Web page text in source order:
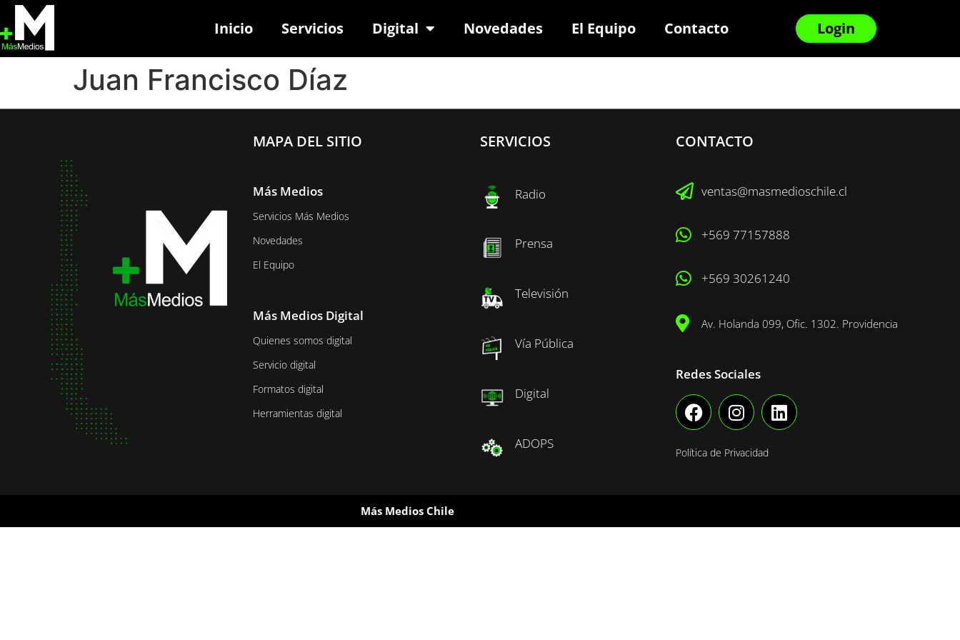
Inicio Servicios Digital Novedades El Equipo Contacto Login
Juan Francisco Díaz
MAPA DEL SITIO
Más Medios
Servicios Más Medios
Novedades
El Equipo
Más Medios Digital
Quienes somos digital
Servicio digital
Formatos digital
Herramientas digital
SERVICIOS
Radio
Prensa
Televisión
Vía Pública
Digital
ADOPS
CONTACTO
ventas@masmedioschile.cl
+569 77157888
+569 30261240
Av. Holanda 099, Ofic. 1302. Providencia
Redes Sociales
Política de Privacidad
Más Medios Chile